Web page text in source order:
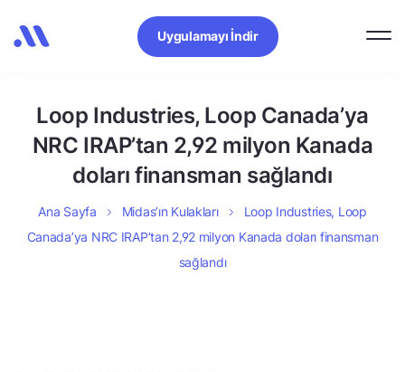
Uygulamayı İndir
Loop Industries, Loop Canada’ya
NRC IRAP’tan 2,92 milyon Kanada
doları finansman sağlandı
Ana Sayfa Midas’ın Kulakları
Loop Industries, Loop
Canada’ya NRC IRAP’tan 2,92 milyon Kanada doları finansman
sağlandı